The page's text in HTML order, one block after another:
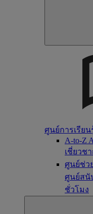
ศูนย์การเรียน
A-to-Z
เชี่ยวช
ศูนย์ช่ว
ศูนย์สนั
ชั่วโมง